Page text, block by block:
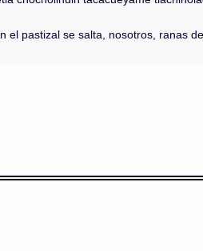
pastizal se salta, nosotros, ranas